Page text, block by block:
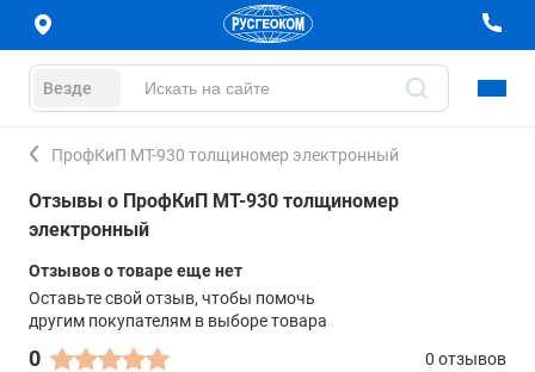
Везде
ПрофКиП МТ-930 толщиномер электронный
Отзывы о ПрофКиП МТ-930 толщиномер
электронный
Отзывов о товаре еще нет
Оставьте свой отзыв, чтобы помочь
другим покупателям в выборе товара
0 0 отзывов